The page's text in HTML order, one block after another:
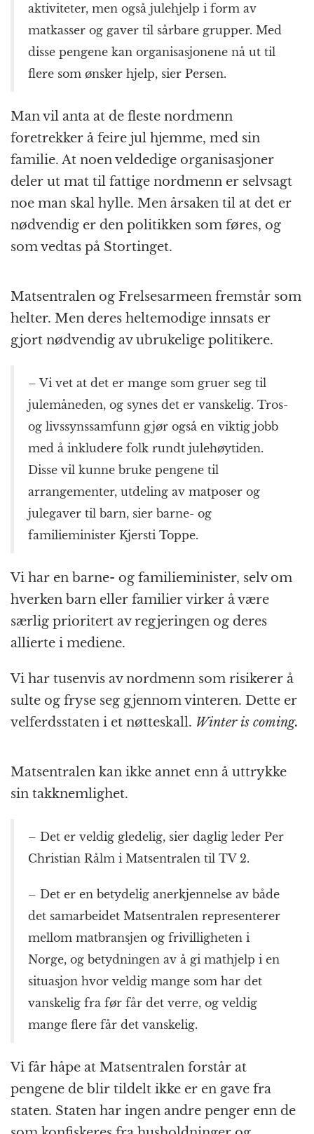
aktiviteter, men også julehjelp i form av
matkasser og gaver til sårbare grupper. Med
disse pengene kan organisasjonene nå ut til
flere som ønsker hjelp, sier Persen.
Man vil anta at de fleste nordmenn
foretrekker å feire jul hjemme, med sin
familie. At noen veldedige organisasjoner
deler ut mat til fattige nordmenn er selvsagt
noe man skal hylle. Men årsaken til at det er
nødvendig er den politikken som føres, og
som vedtas på Stortinget.
Matsentralen og Frelsesarmeen fremstår som
helter. Men deres heltemodige innsats er
gjort nødvendig av ubrukelige politikere.
– Vi vet at det er mange som gruer seg til
julemåneden, og synes det er vanskelig. Tros-
og livssynssamfunn gjør også en viktig jobb
med å inkludere folk rundt julehøytiden.
Disse vil kunne bruke pengene til
arrangementer, utdeling av matposer og
julegaver til barn, sier barne- og
familieminister Kjersti Toppe.
Vi har en barne- og familieminister, selv om
hverken barn eller familier virker å være
særlig prioritert av regjeringen og deres
allierte i mediene.
Vi har tusenvis av nordmenn som risikerer å
sulte og fryse seg gjennom vinteren. Dette er
velferdsstaten i et nøtteskall. Winter is coming.
Matsentralen kan ikke annet enn å uttrykke
sin takknemlighet.
– Det er veldig gledelig, sier daglig leder Per
Christian Rålm i Matsentralen til TV 2.
– Det er en betydelig anerkjennelse av både
det samarbeidet Matsentralen representerer
mellom matbransjen og frivilligheten i
Norge, og betydningen av å gi mathjelp i en
situasjon hvor veldig mange som har det
vanskelig fra før får det verre, og veldig
mange flere får det vanskelig.
Vi får håpe at Matsentralen forstår at
pengene de blir tildelt ikke er en gave fra
staten. Staten har ingen andre penger enn de